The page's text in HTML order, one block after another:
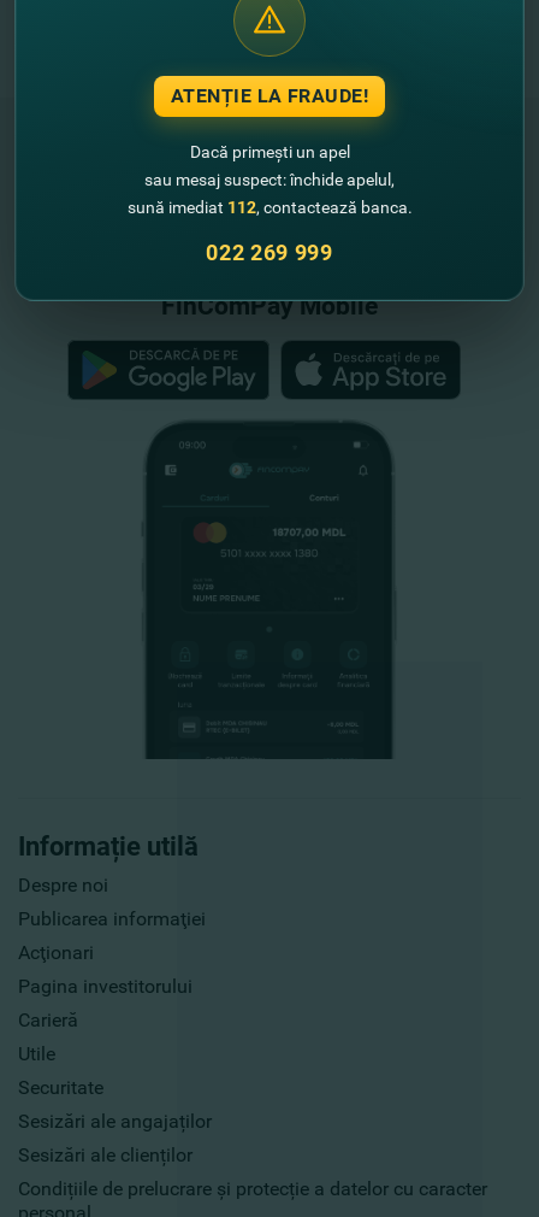
Informație utilă
Despre noi
Publicarea informaţiei
Acţionari
Pagina investitorului
Carieră
Utile
Securitate
Sesizări ale angajaților
Sesizări ale clienților
Condițiile de prelucrare și protecție a datelor cu caracter
"FinComBank" S.A. este membră a
Schemei de Garantare a Depozitelor
din Republica Moldova
FinComPay Mobile
ATENȚIE LA FRAUDE!
Dacă primești un apel
sau mesaj suspect: închide apelul,
sună imediat 112, contactează banca.
022 269 999